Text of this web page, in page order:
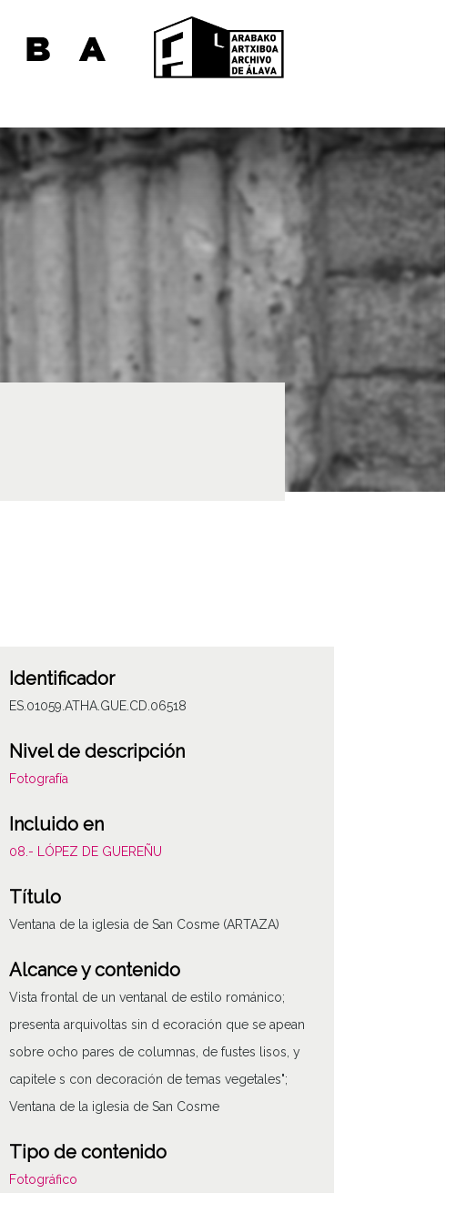
Identificador
ES.01059.ATHA.GUE.CD.06518
Nivel de descripción
Fotografía
Incluido en
08.- LÓPEZ DE GUEREÑU
Título
Ventana de la iglesia de San Cosme (ARTAZA)
Alcance y contenido
Vista frontal de un ventanal de estilo románico;
presenta arquivoltas sin d ecoración que se apean
sobre ocho pares de columnas, de fustes lisos, y
capitele s con decoración de temas vegetales";
Ventana de la iglesia de San Cosme
Tipo de contenido
Fotográfico